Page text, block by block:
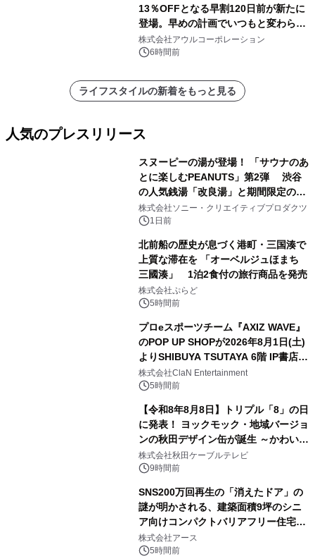
13％OFFとなる早割120日前が新たに
登場。早めの計画でいつもと変わらぬ
大人の冬旅を。ー夕日ヶ浦温泉「佳松
苑 別邸ふうか」ー
株式会社アウルコーポレーション
6時間前
ライフスタイルの新着をもっと見る
人気のプレスリリース
スヌーピーの湯が登場！ 「サウナのあ
とに楽しむPEANUTS」第2弾 渋谷
の人気銭湯「改良湯」と期間限定のコ
ラボレーション サウナイキタイコラ
ボグッズも発売決定！
株式会社ソニー・クリエイティブプロダクツ
1日前
北前船の歴史が息づく港町・三国湊で
上質な滞在を 「オーベルジュほまち
三國湊」 1泊2食付の旅行商品を発売
株式会社ぷらど
5時間前
プロeスポーツチーム『AXIZ WAVE』
のPOP UP SHOPが2026年8月1日(土)
よりSHIBUYA TSUTAYA 6階 IP書店で
開催決定！！
株式会社ClaN Entertainment
5時間前
【令和8年8月8日】トリプル「8」の日
に発表！ ヨックモック・地域バージョ
ンの秋田デザイン缶が誕生 ～かわいい
秋田犬の子犬と秋田の四季と名所を巡
るパッケージ～ 9月1日(火)秋田県内で
株式会社秋田ケーブルテレビ
9時間前
SNS200万回再生の「消えたドア」の
謎が明かされる、建築面積9坪のシニ
ア向けコンパクトバリアフリー住宅が
誕生
株式会社アース
5時間前